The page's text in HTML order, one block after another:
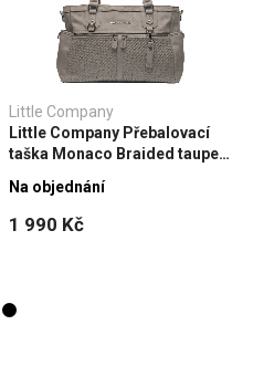
Little Company
Little Company Přebalovací
taška Monaco Braided taupe
1 990 Kč
Na objednání